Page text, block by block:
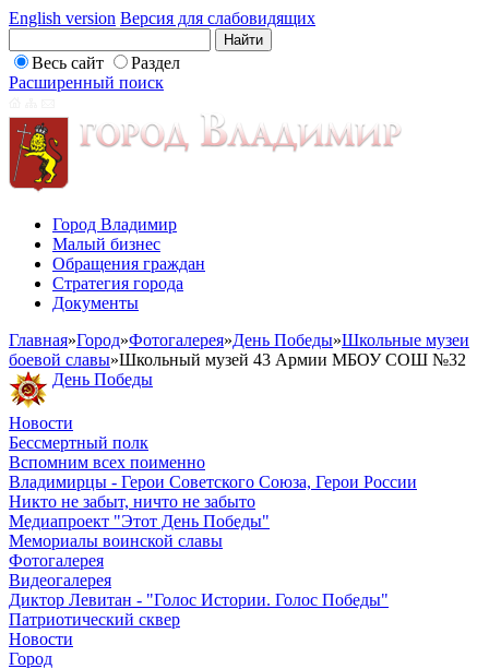
English version Версия для слабовидящих
Весь сайт
Раздел
Расширенный поиск
Город Владимир
Малый бизнес
Обращения граждан
Стратегия города
Документы
Главная»Город»Фотогалерея»День Победы»Школьные музеи
боевой славы»Школьный музей 43 Армии МБОУ СОШ №32
День Победы
Новости
Бессмертный полк
Вспомним всех поименно
Владимирцы - Герои Советского Союза, Герои России
Никто не забыт, ничто не забыто
Медиапроект "Этот День Победы"
Мемориалы воинской славы
Фотогалерея
Видеогалерея
Диктор Левитан - "Голос Истории. Голос Победы"
Патриотический сквер
Новости
Город